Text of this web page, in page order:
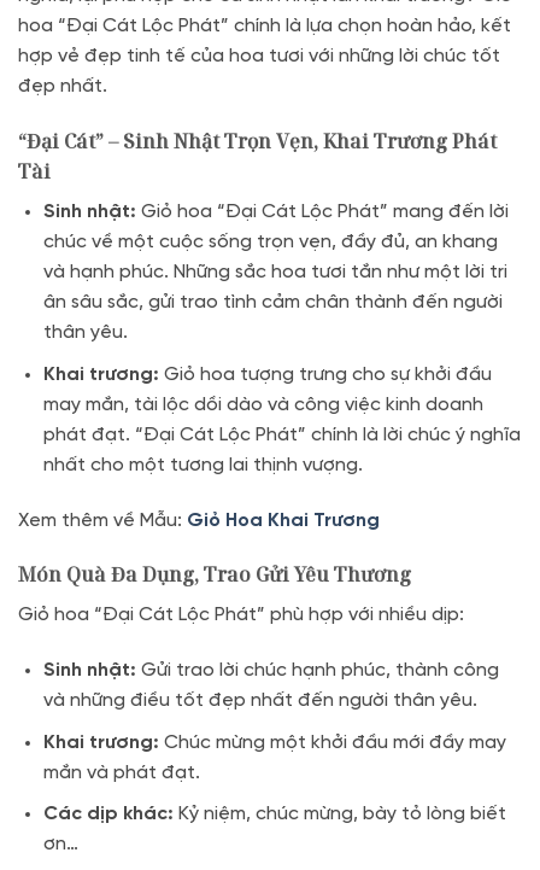
hoa “Đại Cát Lộc Phát” chính là lựa chọn hoàn hảo, kết
hợp vẻ đẹp tinh tế của hoa tươi với những lời chúc tốt
đẹp nhất.
“Đại Cát” – Sinh Nhật Trọn Vẹn, Khai Trương Phát
Tài
Sinh nhật: Giỏ hoa “Đại Cát Lộc Phát” mang đến lời
chúc về một cuộc sống trọn vẹn, đầy đủ, an khang
và hạnh phúc. Những sắc hoa tươi tắn như một lời tri
ân sâu sắc, gửi trao tình cảm chân thành đến người
thân yêu.
Khai trương: Giỏ hoa tượng trưng cho sự khởi đầu
may mắn, tài lộc dồi dào và công việc kinh doanh
phát đạt. “Đại Cát Lộc Phát” chính là lời chúc ý nghĩa
nhất cho một tương lai thịnh vượng.
Xem thêm về Mẫu: Giỏ Hoa Khai Trương
Món Quà Đa Dụng, Trao Gửi Yêu Thương
Giỏ hoa “Đại Cát Lộc Phát” phù hợp với nhiều dịp:
Sinh nhật: Gửi trao lời chúc hạnh phúc, thành công
và những điều tốt đẹp nhất đến người thân yêu.
Khai trương: Chúc mừng một khởi đầu mới đầy may
mắn và phát đạt.
Các dịp khác: Kỷ niệm, chúc mừng, bày tỏ lòng biết
ơn…